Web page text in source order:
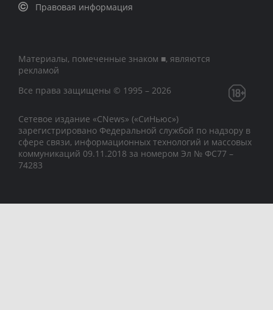
Правовая информация
Материалы, помеченные знаком ■, являются
рекламой
Все права защищены © 1995 – 2026
Сетевое издание «CNews» («СиНьюс»)
зарегистрировано Федеральной службой по надзору в
сфере связи, информационных технологий и массовых
коммуникаций 09.11.2018 за номером Эл № ФС77 –
74283